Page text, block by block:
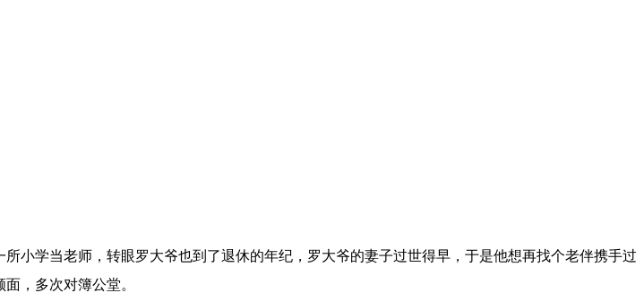
小学当老师，转眼罗大爷也到了退休的年纪，罗大爷的妻子过世得早，于是他想再找个老伴携手过
，多次对簿公堂。